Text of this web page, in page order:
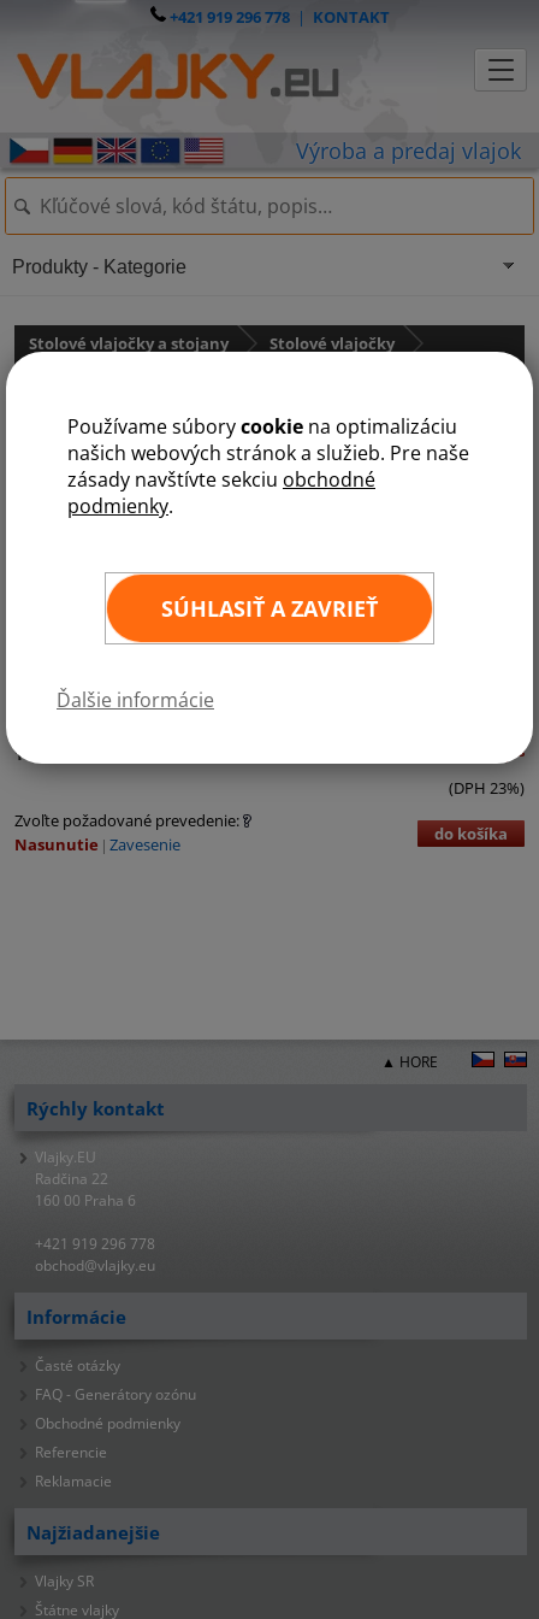
Používame súborycookie na optimalizáciu
našich webových stránok a služieb. Pre naše
zásady navštívte sekciu obchodné
podmienky.
SÚHLASIŤ A ZAVRIEŤ
Ďalšie informácie
+421 919 296 778| KONTAKT
Stolové vlajočky a stojany
Stolové vlajočky
Stolová vlajočka Island
Kategórie:Európa,Krajiny NATO
11 ks
(DPH 23%)
Zvoľte požadované prevedenie:
Nasunutie Zavesenie do košíka
Produkty - Kategorie
▲ HORE
Rýchly kontakt
Vlajky.EU
Radčina 22
160 00 Praha 6
+421 919 296 778
obchod@vlajky.eu
Informácie
Časté otázky
FAQ - Generátory ozónu
Obchodné podmienky
Referencie
Reklamacie
Najžiadanejšie
Vlajky SR
Štátne vlajky